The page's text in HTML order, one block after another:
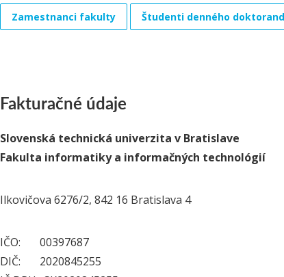
Zamestnanci fakulty Študenti denného
Fakturačné údaje
Slovenská technická univerzita v Bratislave
Fakulta informatiky a informačných technológií
Ilkovičova 6276/2, 842 16 Bratislava 4
IČO: 00397687
DIČ: 2020845255